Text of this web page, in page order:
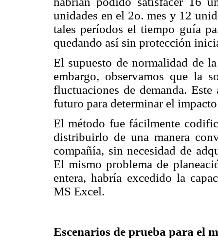
unidades en el 2o. mes y 12
tales períodos el tiempo guía
quedando así sin protección
El supuesto de normalidad de
embargo, observamos que la
fluctuaciones de demanda.
futuro para determinar el
El método fue fácilmente
distribuirlo de una manera
compañía, sin necesidad de
El mismo problema de
entera, habría excedido la
MS Excel.
Escenarios de prueba para el